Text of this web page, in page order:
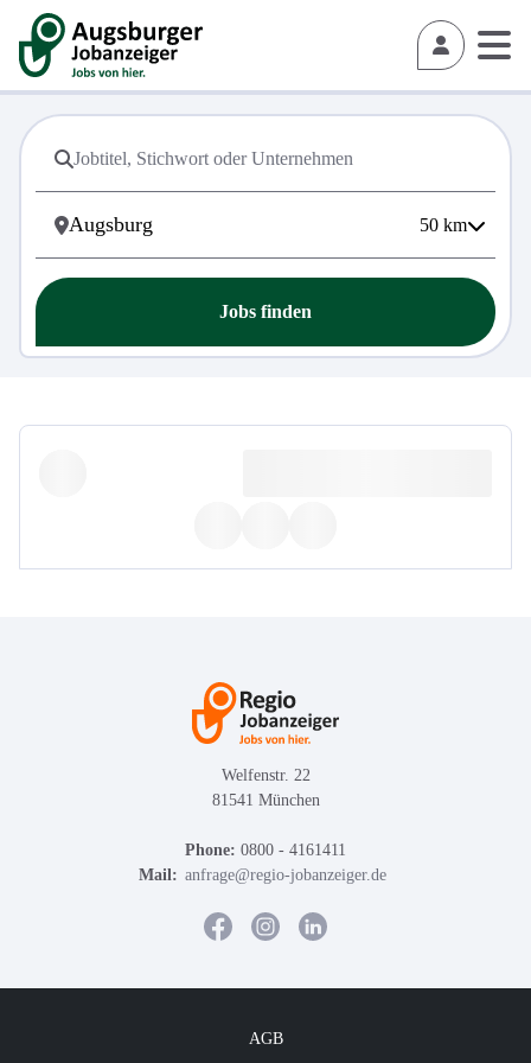
50 km
Jobs finden
Welfenstr. 22
81541 München
Phone: 0800 - 4161411
Mail: anfrage@regio-jobanzeiger.de
AGB